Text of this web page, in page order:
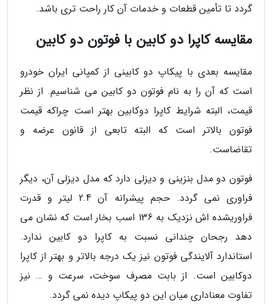
گردد تا تأمین قطعات و خدمات آن کار راحت تری باشد.
مقایسه کاپرا دو کابین با فوتون دو کابین
مقایسه بعدی با پیکاپ دو کابینی از کمپانی ایران خودرو
است که آن را به نام فوتون دو کابین می شناسیم. از نظر
قیمت، البته شرایط کاپرا دوکابین بهتر است چراکه قیمت
فوتون بالاتر است که البته تابعی از قانون عرضه و
تقاضاست.
فوتون دو مدل بنزینی و دیزلی دارد که مدل دیزلی آن، دیگر
فراوری نمی گردد. حجم پیشرانه آن 2.4 لیتر و قدرت
فراوریشده اش نزدیک به 136 اسب بخار است که نشان می
دهد رجحان چندانی نسبت به کاپرا دو کابین ندارد.
استاندارد آلایندگی فوتون نیز یک درجه بالاتر و بهتر از کاپرا
دوکابین است. از بابت مصرف سوخت، سرعت و … نیز
تفاوت معناداری میان این دو پیکاپ دیده نمی گردد.